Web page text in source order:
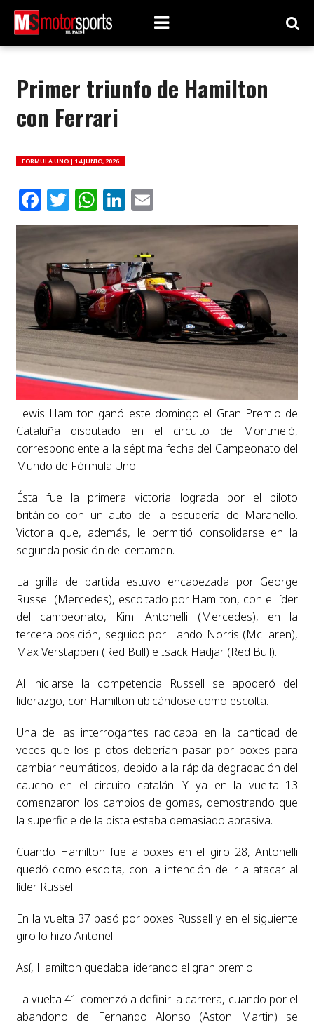
Primer triunfo de Hamilton
con Ferrari
FORMULA UNO | 14 JUNIO, 2026
Facebook
Twitter
WhatsApp
LinkedIn
Email
Lewis Hamilton ganó este domingo el Gran Premio de
Cataluña disputado en el circuito de Montmeló,
correspondiente a la séptima fecha del Campeonato del
Mundo de Fórmula Uno.
Ésta fue la primera victoria lograda por el piloto
británico con un auto de la escudería de Maranello.
Victoria que, además, le permitió consolidarse en la
segunda posición del certamen.
La grilla de partida estuvo encabezada por George
Russell (Mercedes), escoltado por Hamilton, con el líder
del campeonato, Kimi Antonelli (Mercedes), en la
tercera posición, seguido por Lando Norris (McLaren),
Max Verstappen (Red Bull) e Isack Hadjar (Red Bull).
Al iniciarse la competencia Russell se apoderó del
liderazgo, con Hamilton ubicándose como escolta.
Una de las interrogantes radicaba en la cantidad de
veces que los pilotos deberían pasar por boxes para
cambiar neumáticos, debido a la rápida degradación del
caucho en el circuito catalán. Y ya en la vuelta 13
comenzaron los cambios de gomas, demostrando que
la superficie de la pista estaba demasiado abrasiva.
Cuando Hamilton fue a boxes en el giro 28, Antonelli
quedó como escolta, con la intención de ir a atacar al
líder Russell.
En la vuelta 37 pasó por boxes Russell y en el siguiente
giro lo hizo Antonelli.
Así, Hamilton quedaba liderando el gran premio.
La vuelta 41 comenzó a definir la carrera, cuando por el
abandono de Fernando Alonso (Aston Martin) se